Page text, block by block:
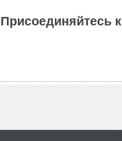
Присоединяйтесь